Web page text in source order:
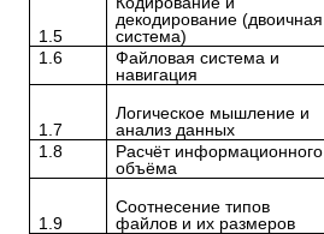
1.5
декодирование (двоичная
система)
1.6
Файловая система и
навигация
1.7
Логическое мышление и
анализ данных
1.8
Расчёт информационного
объёма
1.9
Соотнесение типов
файлов и их размеров